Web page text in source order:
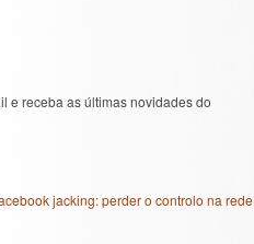
e receba as últimas novidades do
jacking: perder o controlo na rede